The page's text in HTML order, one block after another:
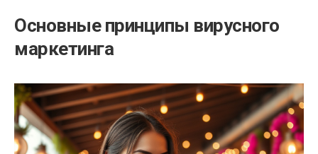
Основные принципы вирусного
маркетинга